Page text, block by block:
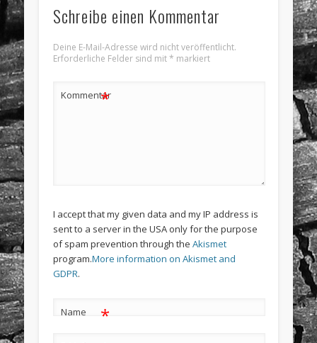
Schreibe einen Kommentar
Deine E-Mail-Adresse wird nicht veröffentlicht.
Erforderliche Felder sind mit* markiert
Kommentar
*
I accept that my given data and my IP address is
sent to a server in the USA only for the purpose
of spam prevention through the Akismet
program.More information on Akismet and
GDPR.
Name *